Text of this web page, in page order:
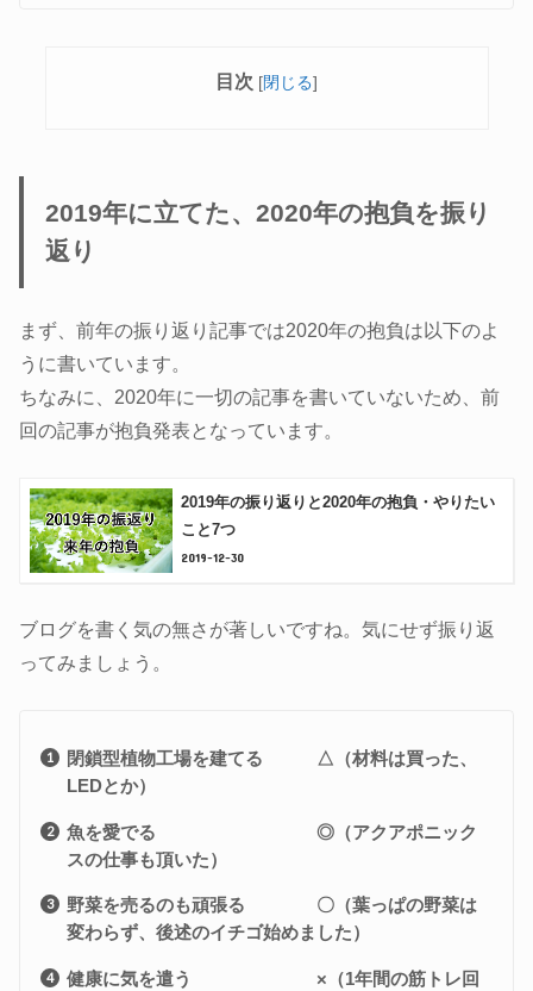
目次 [閉じる]
2019年に立てた、2020年の抱負を振り
返り
まず、前年の振り返り記事では2020年の抱負は以下のよ
うに書いています。
ちなみに、2020年に一切の記事を書いていないため、前
回の記事が抱負発表となっています。
2019年の振り返りと2020年の抱負・やりたい
こと7つ
2019-12-30
ブログを書く気の無さが著しいですね。気にせず振り返
ってみましょう。
閉鎖型植物工場を建てる △（材料は買った、
LEDとか）
魚を愛でる ◎（アクアポニック
スの仕事も頂いた）
野菜を売るのも頑張る 〇（葉っぱの野菜は
変わらず、後述のイチゴ始めました）
健康に気を遣う ×（1年間の筋トレ回